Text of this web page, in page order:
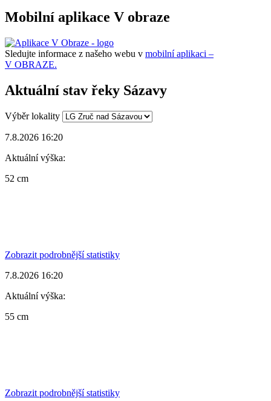
Mobilní aplikace V obraze
Sledujte informace z našeho webu v mobilní aplikaci –
V OBRAZE.
Aktuální stav řeky Sázavy
Výběr lokality
7.8.2026 16:20
Aktuální výška:
52 cm
Zobrazit podrobnější statistiky
7.8.2026 16:20
Aktuální výška:
55 cm
Zobrazit podrobnější statistiky